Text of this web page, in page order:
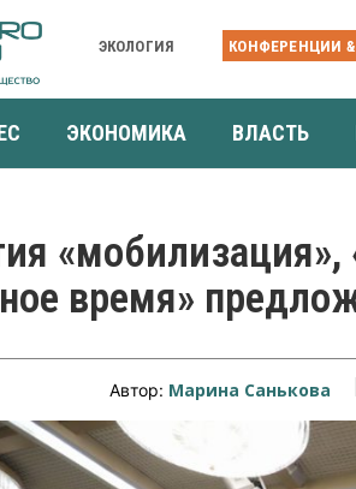
ЭКОЛОГИЯ КОНФЕРЕНЦИИ &
ЭКОНОМИКА ВЛАСТЬ
время»
Автор: Марина Санькова